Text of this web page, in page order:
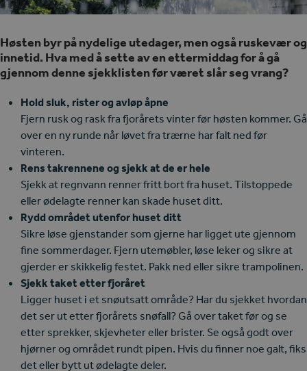
Høsten byr på nydelige utedager, men også ruskevær og
innetid. Hva med å sette av en ettermiddag for å gå
gjennom denne sjekklisten før været slår seg vrang?
Hold sluk, rister og avløp åpne
Fjern rusk og rask fra fjorårets vinter før høsten kommer. Gå
over en ny runde når løvet fra trærne har falt ned før
vinteren.
Rens takrennene og sjekk at de er hele
Sjekk at regnvann renner fritt bort fra huset. Tilstoppede
eller ødelagte renner kan skade huset ditt.
Rydd området utenfor huset ditt
Sikre løse gjenstander som gjerne har ligget ute gjennom
fine sommerdager. Fjern utemøbler, løse leker og sikre at
gjerder er skikkelig festet. Pakk ned eller sikre trampolinen.
Sjekk taket etter fjoråret
Ligger huset i et snøutsatt område? Har du sjekket hvordan
det ser ut etter fjorårets snøfall? Gå over taket før og se
etter sprekker, skjevheter eller brister. Se også godt over
hjørner og området rundt pipen. Hvis du finner noe galt, fiks
det eller bytt ut ødelagte deler.